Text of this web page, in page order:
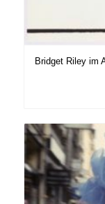
Bridget Riley im